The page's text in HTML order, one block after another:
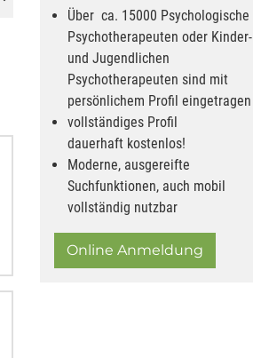
Über ca. 15000 Psychologische
Psychotherapeuten oder Kinder-
und Jugendlichen
Psychotherapeuten sind mit
persönlichem Profil eingetragen
vollständiges Profil
dauerhaft kostenlos!
Moderne, ausgereifte
Suchfunktionen, auch mobil
vollständig nutzbar
Online Anmeldung